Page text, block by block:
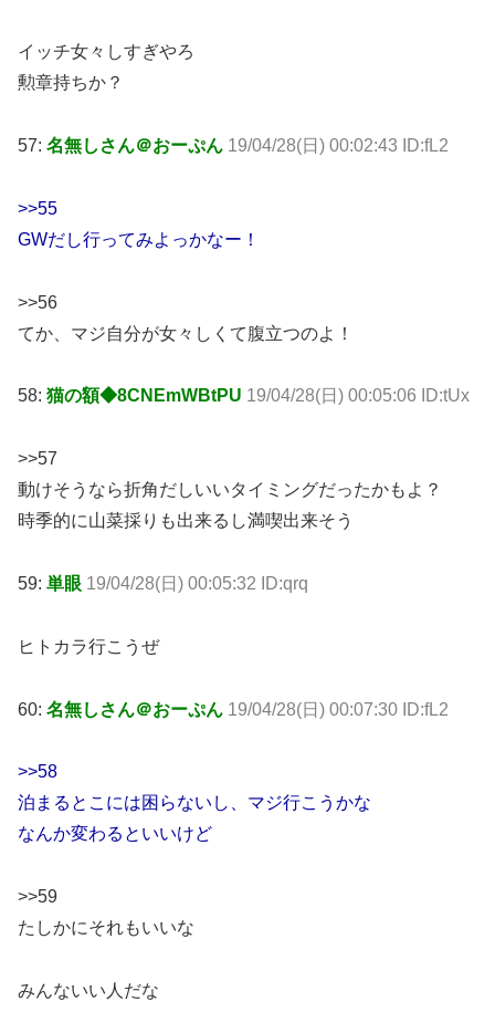
イッチ女々しすぎやろ
勲章持ちか？
57: 名無しさん＠おーぷん 19/04/28(日) 00:02:43 ID:fL2
>>55
GWだし行ってみよっかなー！
>>56
てか、マジ自分が女々しくて腹立つのよ！
58: 猫の額◆8CNEmWBtPU 19/04/28(日) 00:05:06 ID:tUx
>>57
動けそうなら折角だしいいタイミングだったかもよ？
時季的に山菜採りも出来るし満喫出来そう
59: 単眼 19/04/28(日) 00:05:32 ID:qrq
ヒトカラ行こうぜ
60: 名無しさん＠おーぷん 19/04/28(日) 00:07:30 ID:fL2
>>58
泊まるとこには困らないし、マジ行こうかな
なんか変わるといいけど
>>59
たしかにそれもいいな
みんないい人だな